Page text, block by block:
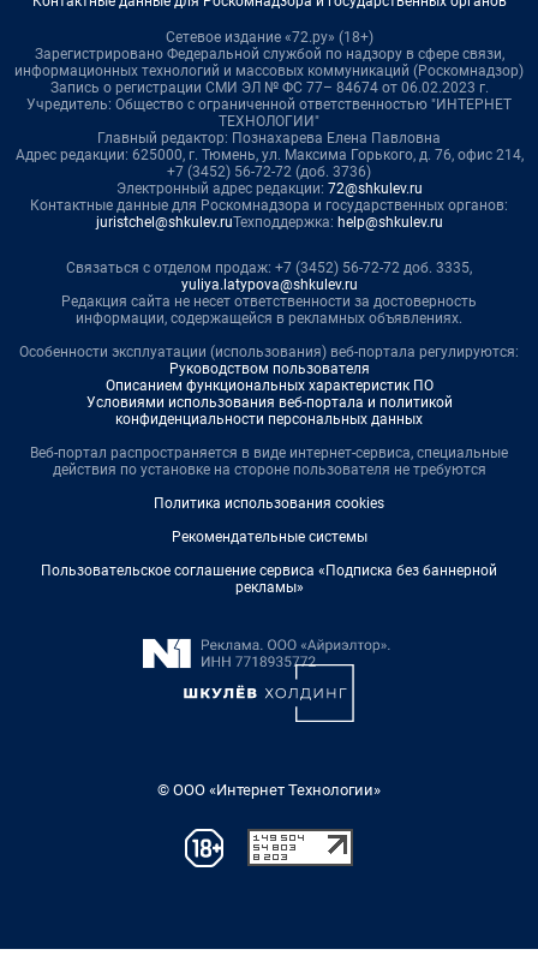
Сетевое издание «72.ру» (18+)
Зарегистрировано Федеральной службой по надзору в сфере связи,
информационных технологий и массовых коммуникаций (Роскомнадзор)
Запись о регистрации СМИ ЭЛ № ФС 77– 84674 от 06.02.2023 г.
Учредитель: Общество с ограниченной ответственностью "ИНТЕРНЕТ
ТЕХНОЛОГИИ"
Главный редактор: Познахарева Елена Павловна
Адрес редакции: 625000, г. Тюмень, ул. Максима Горького, д. 76, офис 214,
+7 (3452) 56-72-72 (доб. 3736)
Электронный адрес редакции: 72@shkulev.ru
Контактные данные для Роскомнадзора и государственных органов:
juristchel@shkulev.ruТехподдержка: help@shkulev.ru
Связаться с отделом продаж: +7 (3452) 56-72-72 доб. 3335,
yuliya.latypova@shkulev.ru
Редакция сайта не несет ответственности за достоверность
информации, содержащейся в рекламных объявлениях.
Особенности эксплуатации (использования) веб-портала регулируются:
Руководством пользователя
Описанием функциональных характеристик ПО
Условиями использования веб-портала и политикой
конфиденциальности персональных данных
Веб-портал распространяется в виде интернет-сервиса, специальные
действия по установке на стороне пользователя не требуются
Политика использования cookies
Рекомендательные системы
Пользовательское соглашение сервиса «Подписка без баннерной
рекламы»
© ООО «Интернет Технологии»